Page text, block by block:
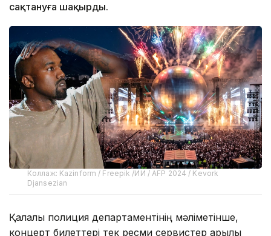
сақтануға шақырды.
Коллаж: Kazinform / Freepik /ИИ / AFP 2024 / Kevork
Djansezian
Қалалық полиция департаментінің мәліметінше,
концерт билеттері тек ресми сервистер арқылы